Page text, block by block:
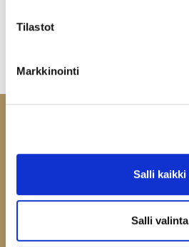
Tilastot
Markkinointi
Salli kaikki
Salli valinta
Helatukku Finland Oy